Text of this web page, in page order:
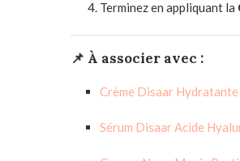
Terminez en appliquant la
📌 À associer avec :
Crème Disaar
Sérum Disaar Acide